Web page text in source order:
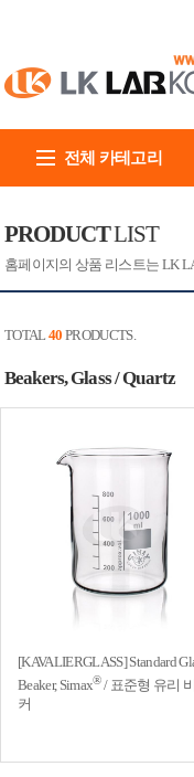
전체 카테고리
PRODUCTLIST
홈페이지의 상품 리스트는 LK
TOTAL 40 PRODUCTS.
Beakers, Glass / Quartz
[KAVALIERGLASS] Standard
Beaker, Simax®/ 표준형 유리
커